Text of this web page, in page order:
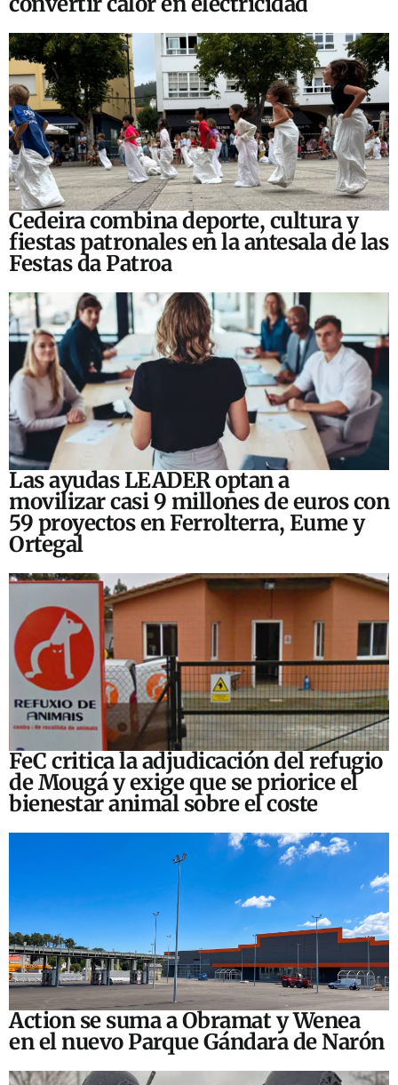
Cedeira combina deporte, cultura y
fiestas patronales en la antesala de las
Festas da Patroa
Las ayudas LEADER optan a
movilizar casi 9 millones de euros con
59 proyectos en Ferrolterra, Eume y
Ortegal
FeC critica la adjudicación del refugio
de Mougá y exige que se priorice el
bienestar animal sobre el coste
Action se suma a Obramat y Wenea
en el nuevo Parque Gándara de Narón